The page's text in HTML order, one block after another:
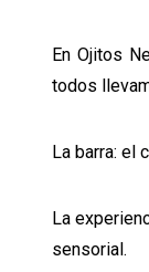
En Ojitos
todos
La barra: el
La
sensorial.